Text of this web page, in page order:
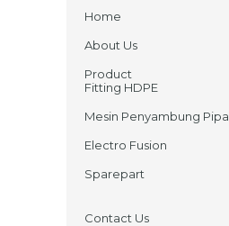
Home
About Us
Product
Fitting HDPE
Mesin Penyambung Pipa
Electro Fusion
Sparepart
Contact Us